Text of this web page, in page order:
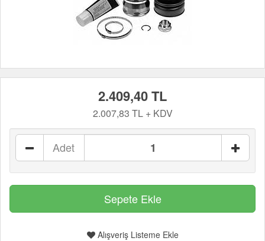
2.409,40 TL
2.007,83 TL + KDV
Adet
Alışveriş Listeme Ekle